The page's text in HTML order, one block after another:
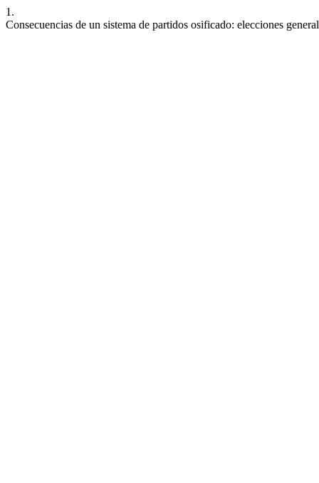
1.
Consecuencias de un sistema de partidos osificado: elecciones